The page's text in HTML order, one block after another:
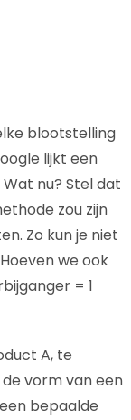
blootstelling
lijkt een
Wat nu? Stel dat
zou zijn
Zo kun je niet
we ook
= 1
A, te
vorm van een
bepaalde